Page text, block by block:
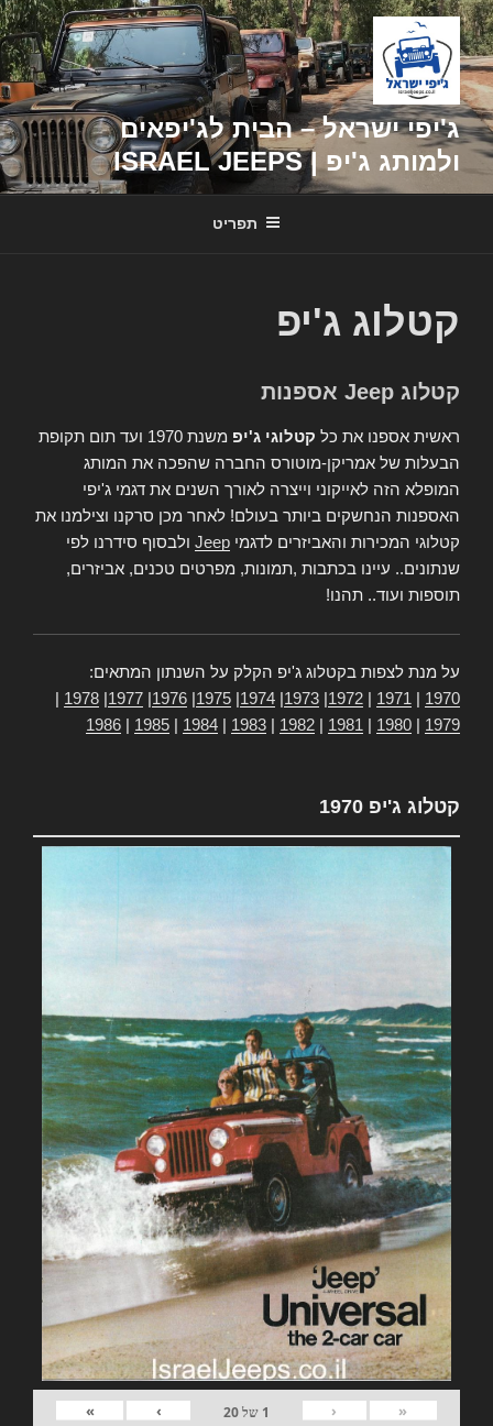
דילוג
לתוכן
ג'יפי ישראל – הבית לג'יפאים
ולמותג ג'יפ | ISRAEL JEEPS
תפריט
קטלוג ג'יפ
קטלוג Jeep אספנות
ראשית אספנו את כל קטלוגי ג'יפ
משנת 1970 ועד תום תקופת
הבעלות של אמריקן-מוטורס החברה שהפכה את המותג
המופלא הזה לאייקוני וייצרה לאורך השנים את דגמי ג'יפי
האספנות הנחשקים ביותר בעולם! לאחר מכן סרקנו וצילמנו את
קטלוגי המכירות והאביזרים לדגמי Jeep ולבסוף סידרנו לפי
שנתונים.. עיינו בכתבות ,תמונות, מפרטים טכנים, אביזרים,
תוספות ועוד.. תהנו!
על מנת לצפות בקטלוג ג'יפ הקלק על השנתון המתאים:
1970
1971
1972
1973
1974
1975
1976
1977
1978
1979
1980
1981
1982
1983
1984
1985
1986
קטלוג ג'יפ 1970
«
‹
1 של20
›
»